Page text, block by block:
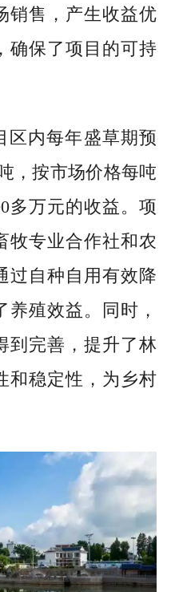
销售，产生收益优
确保了项目的可持
区内每年盛草期预
，按市场价格每吨
多万元的收益。项
牧专业合作社和农
过自种自用有效降
殖效益。同时，
到完善，提升了林
和稳定性，为乡村